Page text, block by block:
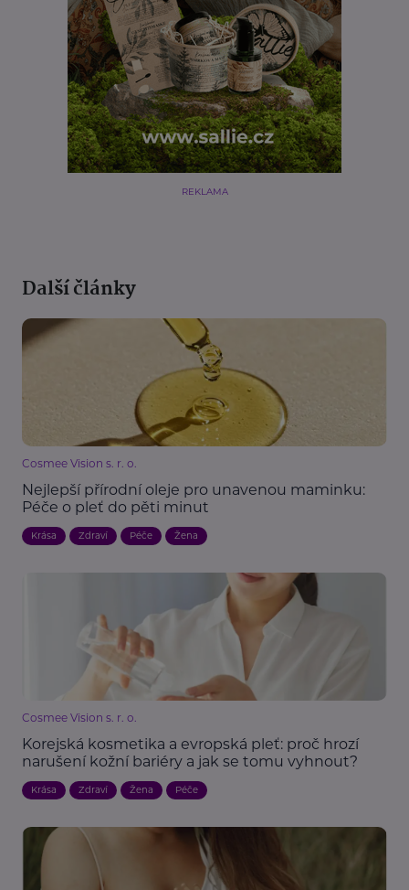
REKLAMA
Další články
Cosmee Vision s. r. o.
Nejlepší přírodní oleje pro unavenou maminku:
Péče o pleť do pěti minut
Krása Zdraví Péče Žena
Cosmee Vision s. r. o.
Korejská kosmetika a evropská pleť: proč hrozí
narušení kožní bariéry a jak se tomu vyhnout?
Krása Zdraví Žena Péče